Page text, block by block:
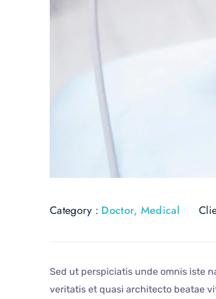
Category : Doctor, Medical
Sed ut perspiciatis unde omnis iste
veritatis et quasi architecto beatae